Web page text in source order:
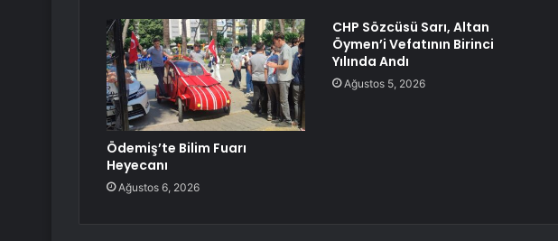
Ödemiş’te Bilim Fuarı
Heyecanı
Ağustos 6, 2026
CHP Sözcüsü Sarı, Altan
Öymen’i Vefatının Birinci
Yılında Andı
Ağustos 5, 2026